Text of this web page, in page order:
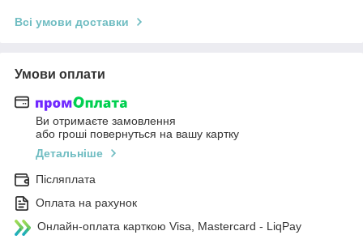
Всі умови доставки
Умови оплати
Ви отримаєте замовлення
або гроші повернуться на вашу картку
Детальніше
Післяплата
Оплата на рахунок
Онлайн-оплата карткою Visa, Mastercard - LiqPay